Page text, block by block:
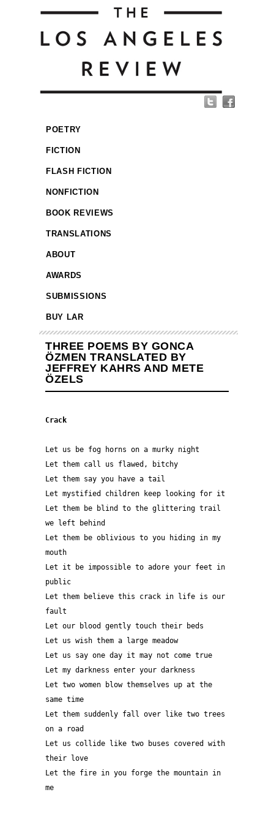
POETRY
FICTION
FLASH FICTION
NONFICTION
BOOK REVIEWS
TRANSLATIONS
ABOUT
AWARDS
SUBMISSIONS
BUY LAR
THREE POEMS BY GONCA
ÖZMEN TRANSLATED BY
JEFFREY KAHRS AND METE
ÖZELS
Crack
Let us be fog horns on a murky night
Let them call us flawed, bitchy
Let them say you have a tail
Let mystified children keep looking for it
Let them be blind to the glittering trail
we left behind
Let them be oblivious to you hiding in my
mouth
Let it be impossible to adore your feet in
public
Let them believe this crack in life is our
fault
Let our blood gently touch their beds
Let us wish them a large meadow
Let us say one day it may not come true
Let my darkness enter your darkness
Let two women blow themselves up at the
same time
Let them suddenly fall over like two trees
on a road
Let us collide like two buses covered with
their love
Let the fire in you forge the mountain in
me